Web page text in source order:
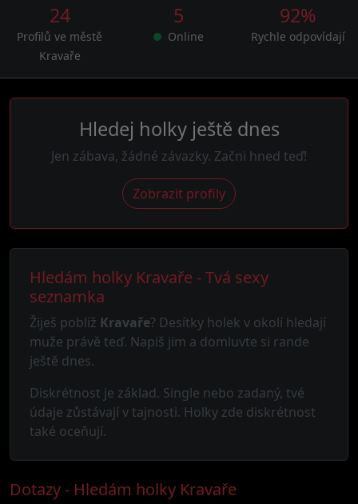
24
Profilů ve městě
Kravaře
5
Online
92%
Rychle odpovídají
Hledej holky ještě dnes
Jen zábava, žádné závazky. Začni hned teď!
Zobrazit profily
Hledám holky Kravaře - Tvá sexy
seznamka
Žiješ poblíž Kravaře? Desítky holek v okolí hledají
muže právě teď. Napiš jim a domluvte si rande
ještě dnes.
Diskrétnost je základ. Single nebo zadaný, tvé
údaje zůstávají v tajnosti. Holky zde diskrétnost
také oceňují.
Dotazy - Hledám holky Kravaře